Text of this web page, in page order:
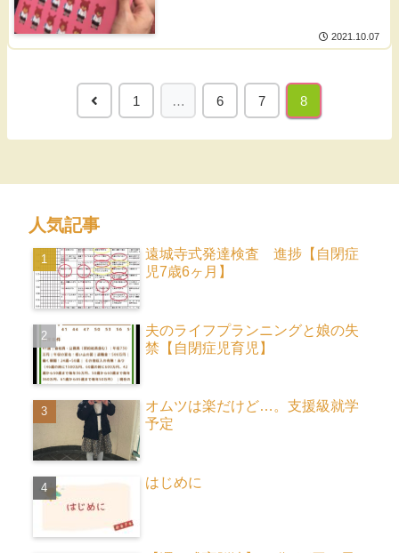
2021.10.07
1 … 6 7 8
人気記事
遠城寺式発達検査 進捗【自閉症
児7歳6ヶ月】
夫のライフプランニングと娘の失
禁【自閉症児育児】
オムツは楽だけど…。支援級就学
予定
はじめに